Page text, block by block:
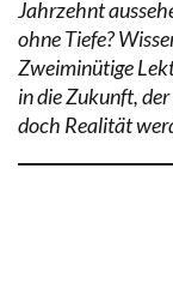
Jahrzehnt
ohne Tiefe?
Zweiminütige
in die Zukunft,
doch Realität